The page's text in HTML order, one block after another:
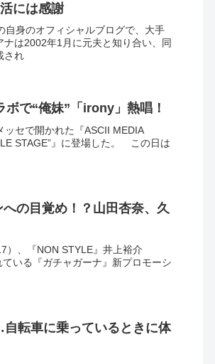
には感謝
自身のオフィシャルブログで、大手
は2002年1月に元夫と知り合い、同
され
で“俺妹”「irony」熱唱！
セで開かれた『ASCII MEDIA
STAGE”』に登場した。 この日は
の目覚め！？山田杏奈、久
）、『NON STYLE』井上裕介
いる『ガチャガーナ』新プロモーシ
転車に乗っているときに体